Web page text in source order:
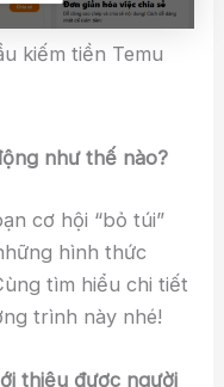
kiếm tiền Temu
như thế nào?
cơ hội “bỏ túi”
hình thức
tìm hiểu chi tiết
trình này nhé!
thiệu được người